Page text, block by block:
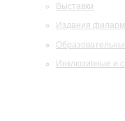
Выставки
Издания
Инклюзивные и